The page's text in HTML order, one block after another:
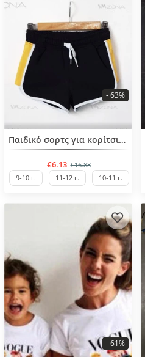
BESTSELLERΠαιδικό σορτς για κορίτσια από 8 έως 14 ετών
€6.13 €16.88
- 63%
9-10 г. 11-12 г. 10-11 г.
- 61%